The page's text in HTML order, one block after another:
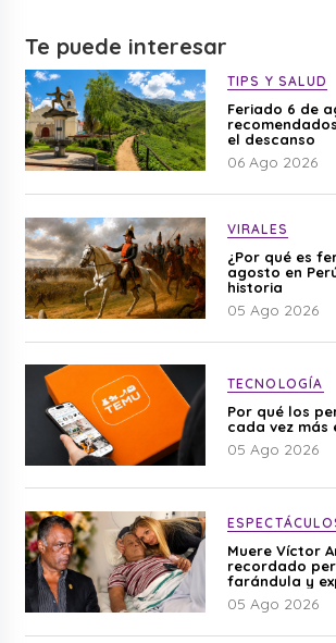
Te puede interesar
TIPS Y SALUD
Feriado 6 de
el descanso
06 Ago 2026
VIRALES
¿Por qué es
agosto en
historia
05 Ago 2026
TECNOLOGÍA
Por qué los
cada vez más
05 Ago 2026
Muere Víctor
recordado
farándula y
Cherres
05 Ago 2026